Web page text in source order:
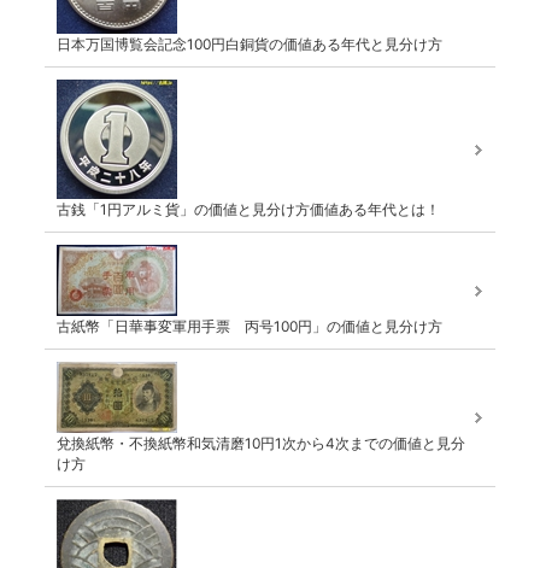
日本万国博覧会記念100円白銅貨の価値ある年代と見分け方
古銭「1円アルミ貨」の価値と見分け方価値ある年代とは！
古紙幣「日華事変軍用手票 丙号100円」の価値と見分け方
兌換紙幣・不換紙幣和気清磨10円1次から4次までの価値と見分
け方